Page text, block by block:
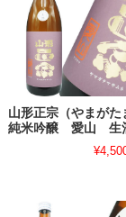
山形正宗（やまが
純米吟醸 愛山 生